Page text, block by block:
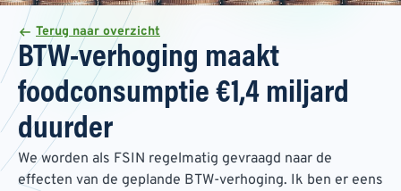
Terug naar overzicht
BTW-verhoging maakt
foodconsumptie €1,4 miljard
duurder
We worden als FSIN regelmatig gevraagd naar de
effecten van de geplande BTW-verhoging. Ik ben er eens